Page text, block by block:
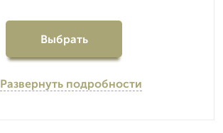
Выбрать
Развернуть подробности